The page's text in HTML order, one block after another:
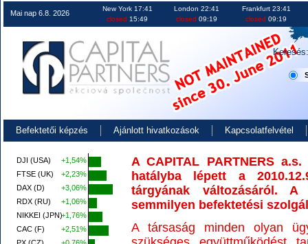
USA, EU és CZ piacon való kereskedések, befektetések,
A CAPITAL PARTNERS
hatályba lépett a
tárgyának változásáról. A
semmilyen befektetési
A társaság minden olyan
DJI (USA)
FTSE (UK)
DAX (D)
RDX (RU)
NIKKEI (JPN)
CAC (F)
+1,54%
+2,23%
+3,06%
+1,06%
+1,76%
+2,51%
Mai nap 6.8. 2026
New York 17:41
closed 15:49
London 22:41
closed 09:19
Frankfurt 23:41
closed 09:19
Befektetői képzés Ajánlott hivatkozások Kapcsolatfelvétel